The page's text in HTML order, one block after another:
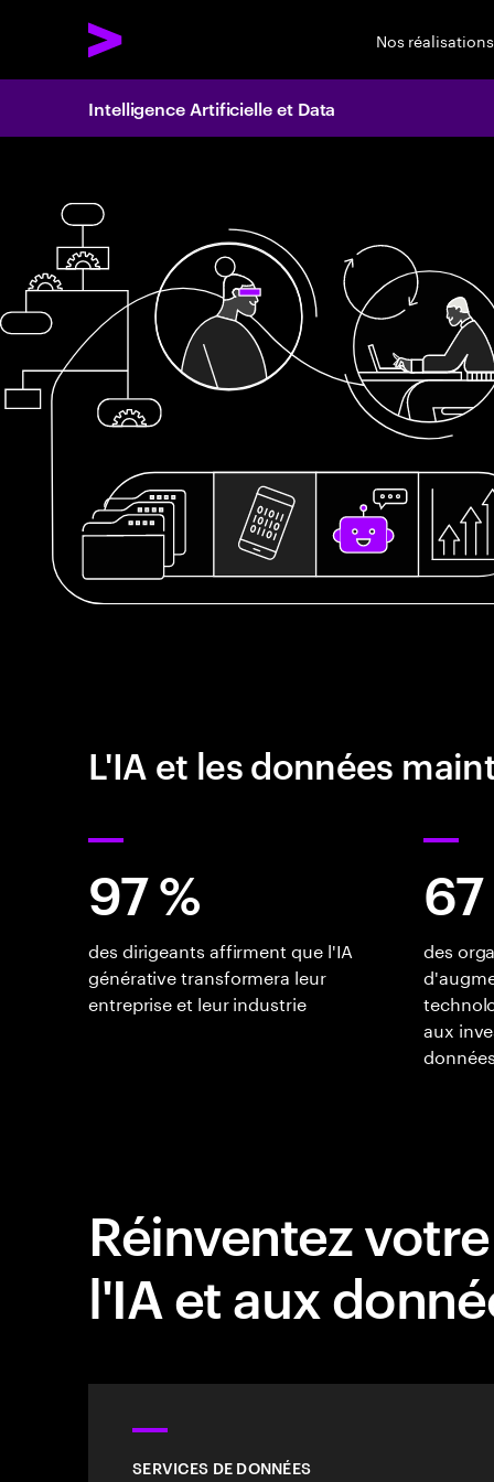
Nos réalisations
Intelligence Artificielle et Data
L'IA et les données
97 %
des dirigeants affirment que l'IA
générative transformera leur
entreprise et leur industrie
67
des
aux
Réinventez
l'IA et aux
SERVICES DE DONNÉES